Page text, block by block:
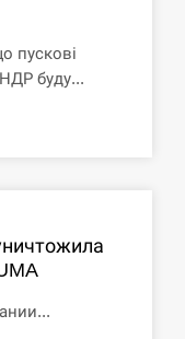
пускові
буду...